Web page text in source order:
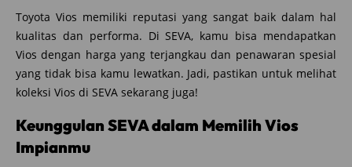
Toyota Vios memiliki reputasi yang sangat baik dalam hal
kualitas dan performa. Di SEVA, kamu bisa mendapatkan
Vios dengan harga yang terjangkau dan penawaran spesial
yang tidak bisa kamu lewatkan. Jadi, pastikan untuk melihat
koleksi Vios di SEVA sekarang juga!
Keunggulan SEVA dalam Memilih Vios
Impianmu